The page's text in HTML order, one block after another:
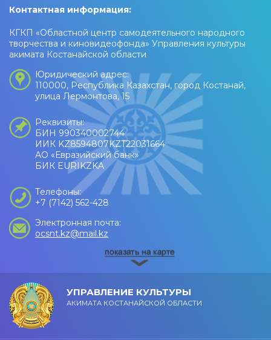
Контактная информация:
КГКП «Областной центр самодеятельного народного
творчества и киновидеофонда» Управления культуры
акимата Костанайской области
Юридический адрес:
110000, Республика Казахстан, город Костанай,
улица Лермонтова, 15
Реквизиты:
БИН 990340002744
ИИК KZ8594807KZT22031664
АО «Евразийский банк»
БИК EURIKZKA
Телефоны:
+7 (7142) 562-428
Электронная почта:
ocsnt.kz@mail.kz
УПРАВЛЕНИЕ КУЛЬТУРЫ
АКИМАТА КОСТАНАЙСКОЙ ОБЛАСТИ